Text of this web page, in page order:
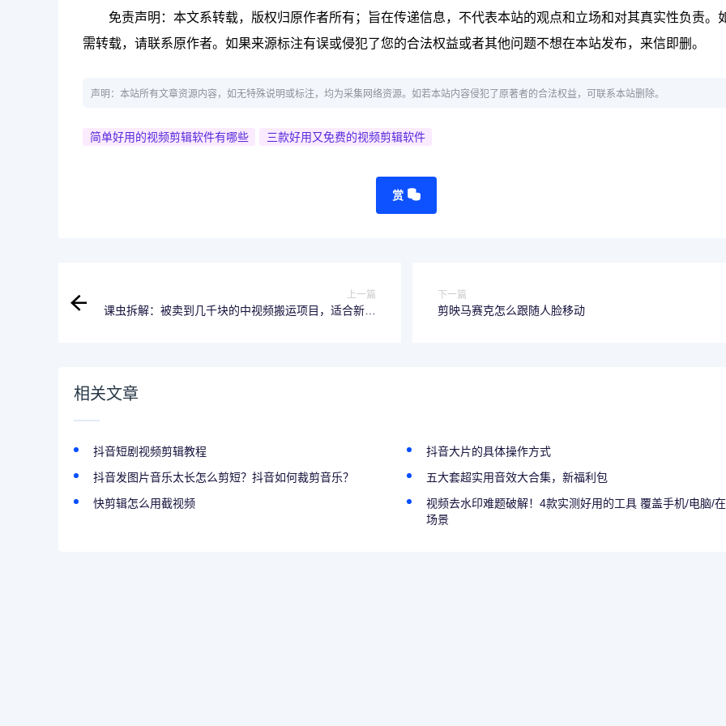
免责声明：本文系转载，版权归原作者所有；旨在传递信息，不代表本站的观点和立场和对其真实性负责。
需转载，请联系原作者。如果来源标注有误或侵犯了您的合法权益或者其他问题不想在本站发布，来信即删。
声明：本站所有文章资源内容，如无特殊说明或标注，均为采集网络资源。如若本站内容侵犯了原著者的合法权益，可联系本站删除。
简单好用的视频剪辑软件有哪些 三款好用又免费的视频剪辑软件
赏
上一篇
课虫拆解：被卖到几千块的中视频搬运项目，适合新手
下一篇
剪映马赛克怎么跟随人脸移动
相关文章
抖音短剧视频剪辑教程
抖音大片的具体操作方式
抖音发图片音乐太长怎么剪短？抖音如何裁剪音乐？
五大套超实用音效大合集，新福利包
快剪辑怎么用截视频
视频去水印难题破解！4款实测好用的工具 覆盖手机/电脑/
场景